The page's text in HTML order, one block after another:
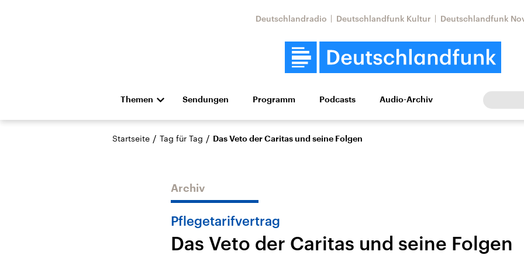
Deutschlandradio Deutschlandfunk Kultur Deutschlandfunk
Themen
Die Nachrichten Politik Wirtschaft Wissen Kultur Europa
Hörspiel und Feature Musik
Landtagswahl Sachsen-
USA
Nahostkonflikt
Iran
Aktuelle Lage und
Sendungen Programm Podcasts Audio-Archiv
Startseite / Tag für Tag / Das Veto der Caritas und seine Folgen
Archiv
Pflegetarifvertrag
Das Veto der Caritas und seine Folgen